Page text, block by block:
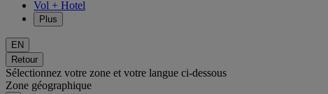
Vol + Hotel
Plus
EN
Retour
Sélectionnez votre zone et votre langue ci-dessous
Zone géographique